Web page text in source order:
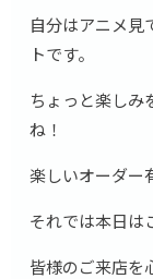
自分はアニメ見
トです。
ちょっと楽しみ
ね！
楽しいオーダー
それでは本日は
皆様のご来店